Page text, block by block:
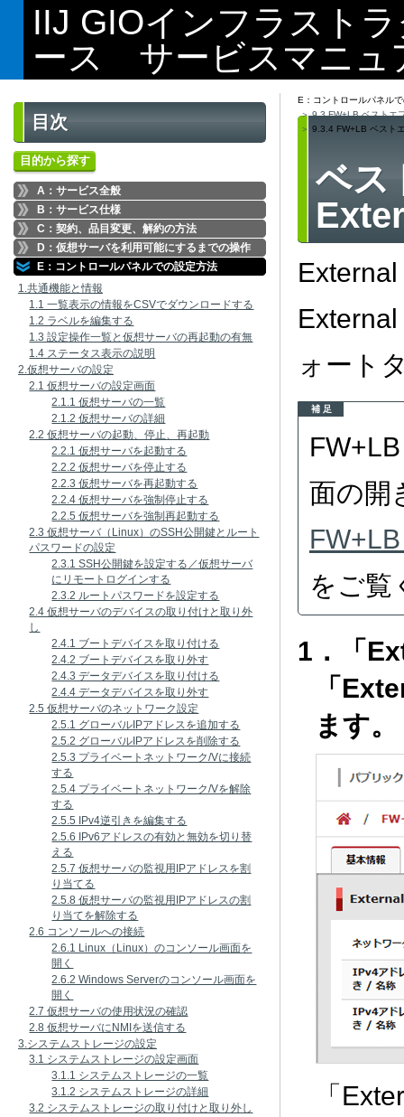
IIJ GIOインフラスト
ース サービスマニュ
目次
目的から探す
A：サービス全般
B：サービス仕様
C：契約、品目変更、解約の方法
D：仮想サーバを利用可能にするまでの操作
E：コントロールパネルでの設定方法
1.共通機能と情報
1.1 一覧表示の情報をCSVでダウンロードする
1.2 ラベルを編集する
1.3 設定操作一覧と仮想サーバの再起動の有無
1.4 ステータス表示の説明
2.仮想サーバの設定
2.1 仮想サーバの設定画面
2.1.1 仮想サーバの一覧
2.1.2 仮想サーバの詳細
2.2 仮想サーバの起動、停止、再起動
2.2.1 仮想サーバを起動する
2.2.2 仮想サーバを停止する
2.2.3 仮想サーバを再起動する
2.2.4 仮想サーバを強制停止する
2.2.5 仮想サーバを強制再起動する
2.3 仮想サーバ（Linux）のSSH公開鍵とルート
パスワードの設定
2.3.1 SSH公開鍵を設定する／仮想サーバ
にリモートログインする
2.3.2 ルートパスワードを設定する
2.4 仮想サーバのデバイスの取り付けと取り外
し
2.4.1 ブートデバイスを取り付ける
2.4.2 ブートデバイスを取り外す
2.4.3 データデバイスを取り付ける
2.4.4 データデバイスを取り外す
2.5 仮想サーバのネットワーク設定
2.5.1 グローバルIPアドレスを追加する
2.5.2 グローバルIPアドレスを削除する
2.5.3 プライベートネットワーク/Vに接続
する
2.5.4 プライベートネットワーク/Vを解除
する
2.5.5 IPv4逆引きを編集する
2.5.6 IPv6アドレスの有効と無効を切り替
える
2.5.7 仮想サーバの監視用IPアドレスを割
り当てる
2.5.8 仮想サーバの監視用IPアドレスの割
り当てを解除する
2.6 コンソールへの接続
2.6.1 Linux（Linux）のコンソール画面を
開く
2.6.2 Windows Serverのコンソール画面を
開く
2.7 仮想サーバの使用状況の確認
2.8 仮想サーバにNMIを送信する
3.システムストレージの設定
3.1 システムストレージの設定画面
3.1.1 システムストレージの一覧
3.1.2 システムストレージの詳細
3.2 システムストレージの取り付けと取り外し
E：コントロールパネル
9.3 FW+LB ベストエ
9.3.4 FW+LB ベスト
ベス
ォート
補 足
面の開
をご覧
1．「
「
ます。
「